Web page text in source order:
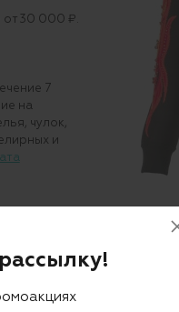
от 30 000 ₽.
7
на
чулок,
и